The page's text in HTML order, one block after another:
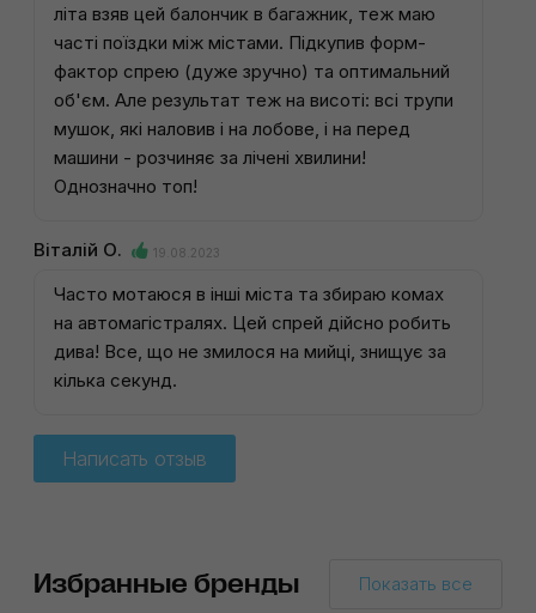
літа взяв цей балончик в багажник, теж маю
часті поїздки між містами. Підкупив форм-
фактор спрею (дуже зручно) та оптимальний
об'єм. Але результат теж на висоті: всі трупи
мушок, які наловив і на лобове, і на перед
машини - розчиняє за лічені хвилини!
Однозначно топ!
Віталій О. 19.08.2023
Часто мотаюся в інші міста та збираю комах
на автомагістралях. Цей спрей дійсно робить
дива! Все, що не змилося на мийці, знищує за
кілька секунд.
Написать отзыв
Избранные бренды Показать все